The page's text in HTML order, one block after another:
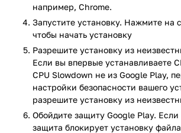
например, Chrome.
Запустите установку. Нажмите на
чтобы начать установку
Разрешите установку из
Если вы впервые устанавливаете
CPU Slowdown не из Google Play,
настройки безопасности вашего
разрешите установку из
Обойдите защиту Google Play. Если
защита блокирует установку